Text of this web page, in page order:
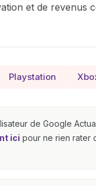
et de revenus
Playstation
de Google
ici pour ne rien rater